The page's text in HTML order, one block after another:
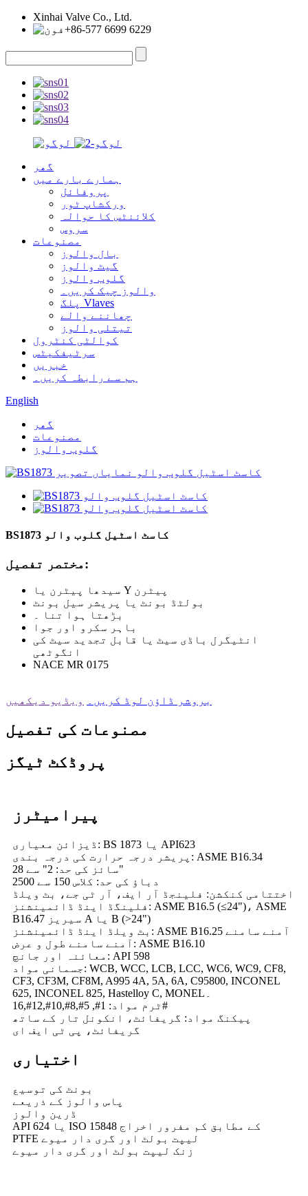
Xinhai Valve Co., Ltd.
+86-577 6699 6229
گھر
ہمارے بارے میں
پروفائل
ورکشاپ ٹور
کلائنٹس کا حوالہ
سروس
مصنوعات
بال والوز
گیٹ والوز
گلوب والوز
والوز چیک کریں۔
پلگ Vlaves
چھاننے والے
تیتلی والوز
کوالٹی کنٹرول
سرٹیفکیٹس
خبریں
ہم سے رابطہ کریں۔
English
گھر
مصنوعات
گلوب والوز
BS1873 کاسٹ اسٹیل گلوب والو
مختصر تفصیل:
سیدھا پیٹرن یا Y پیٹرن
بولٹڈ بونٹ یا پریشر سیل بونٹ
بڑھتا ہوا تنا ۔
باہر سکرو اور جوا
انٹیگرل باڈی سیٹ یا قابل تجدید سیٹ کی
انگوٹھی
NACE MR 0175
بروشر ڈاؤن لوڈ کریں۔ ویڈیو دیکھیں
مصنوعات کی تفصیل
پروڈکٹ ٹیگز
پیرامیٹرز
ڈیزائن معیاری: BS 1873 یا API623
پریشر درجہ حرارت کی درجہ بندی: ASME B16.34
سائز کی حد: 2" سے 28"
دباؤ کی حد: کلاس 150 سے 2500
اختتامی کنکشن: فلینجڈ آر ایف، آر ٹی جے، بٹ ویلڈ
فلینگڈ اینڈ ڈائمینشنز: ASME B16.5 (≤24")، ASME
B16.47 سیریز A یا B (>24")
بٹ ویلڈ اینڈ ڈائمینشنز: ASME B16.25 آمنے سامنے
آمنے سامنے طول و عرض: ASME B16.10
معائنہ اور جانچ: API 598
جسمانی مواد: WCB, WCC, LCB, LCC, WC6, WC9, CF8,
CF3, CF3M, CF8M, A995 4A, 5A, 6A, C95800, INCONEL
ٹرم مواد: 1#, 5#,8#,10#,12#,16#
پیکنگ مواد: گریفائٹ، انکونل تار کے ساتھ
گریفائٹ، پی ٹی ایف ای
اختیاری
بونٹ کی توسیع
پاس والوز کے ذریعے
ڈرین والوز
API 624 یا ISO 15848 کے مطابق کم مفرور اخراج
PTFE لیپت بولٹ اور گری دار میوے
زنک لیپت بولٹ اور گری دار میوے